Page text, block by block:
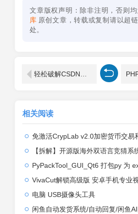
文章版权声明：除非注明，否则均
库 原创文章，转载或复制请以超
处。
轻松破解CSDN代码复制限制：一键解除油猴脚本揭秘
相关阅读
免激活CrypLab v2.0加密货币交易和拍卖系统源码，前
【拆解】开源版海外双语言竞猜系
PyPackTool_GUI_Qt6 打包py 为
VivaCut解锁高级版 安卓手机专业视频编
电脑 USB摄像头工具
闲鱼自动发货系统/自动回复/闲鱼